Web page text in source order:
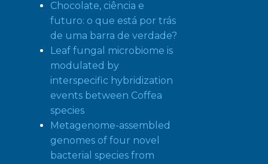
Chocolate, ciência e
futuro: o que está por trás
de uma barra de verdade?
Leaf fungal microbiome is
modulated by
interspecific hybridization
events between Coffea
species
Metagenome-assembled
genomes of four novel
bacterial species from